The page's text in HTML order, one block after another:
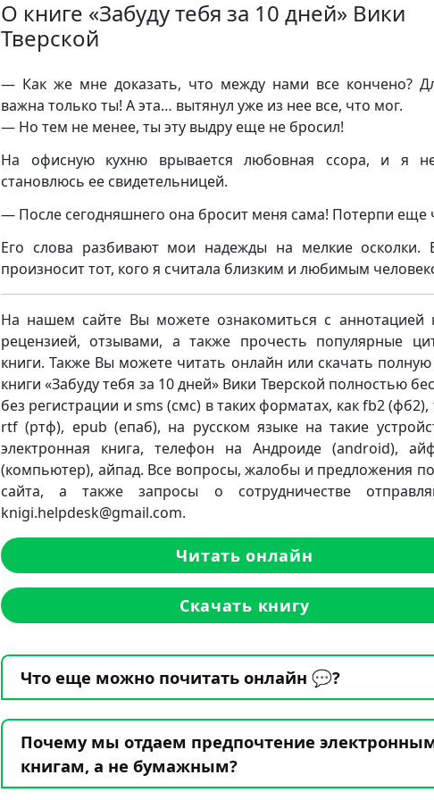
О книге «Забуду тебя за 10 дней» Вики
Тверской
— Как же мне доказать, что между нами все кончено?
важна только ты! А эта… вытянул уже из нее все, что мог.
— Но тем не менее, ты эту выдру еще не бросил!
На офисную кухню врывается любовная ссора, и я
становлюсь ее свидетельницей.
— После сегодняшнего она бросит меня сама! Потерпи еще
Его слова разбивают мои надежды на мелкие осколки.
произносит тот, кого я считала близким и любимым
На нашем сайте Вы можете ознакомиться с аннотацией
рецензией, отзывами, а также прочесть популярные
книги. Также Вы можете читать онлайн или скачать
книги «Забуду тебя за 10 дней» Вики Тверской полностью
без регистрации и sms (смс) в таких форматах, как fb2 (фб2),
rtf (ртф), epub (епаб), на русском языке на такие
электронная книга, телефон на Андроиде (android),
(компьютер), айпад. Все вопросы, жалобы и предложения
сайта, а также запросы о сотрудничестве
knigi.helpdesk@gmail.com.
Читать онлайн
Скачать книгу
Что еще можно почитать онлайн 💬?
Почему мы отдаем предпочтение
книгам, а не бумажным?